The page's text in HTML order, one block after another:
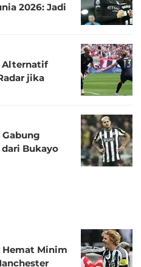
2026: Jadi
Alternatif
jika
dari Bukayo
Hemat Minim